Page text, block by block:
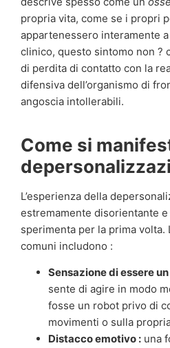
propria vita, come se i propri
appartenessero interamente
clinico, questo sintomo non ?
di perdita di contatto con la
difensiva dell’organismo di
angoscia intollerabili.
Come si
L’esperienza della
estremamente disorientante
sperimenta per la prima volta.
comuni includono :
Sensazione di essere
sente di agire in modo
fosse un robot privo di
movimenti o sulla
Distacco emotivo : una